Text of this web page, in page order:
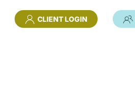
CLIENT LOGIN